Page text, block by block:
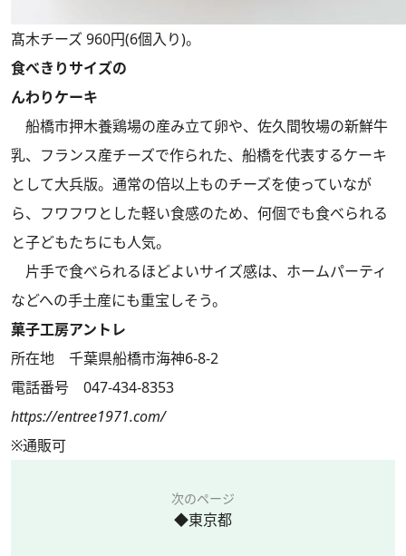
髙木チーズ 960円(6個入り)。
食べきりサイズの
んわりケーキ
船橋市押木養鶏場の産み立て卵や、佐久間牧場の新鮮牛
乳、フランス産チーズで作られた、船橋を代表するケーキ
として大兵版。通常の倍以上ものチーズを使っていなが
ら、フワフワとした軽い食感のため、何個でも食べられる
と子どもたちにも人気。
片手で食べられるほどよいサイズ感は、ホームパーティ
などへの手土産にも重宝しそう。
菓子工房アントレ
所在地 千葉県船橋市海神6-8-2
電話番号 047-434-8353
https://entree1971.com/
※通販可
次のページ
◆東京都